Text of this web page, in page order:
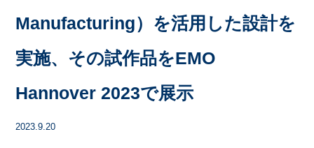
Manufacturing）を活用した設計を
実施、その試作品をEMO
Hannover 2023で展示
2023.9.20